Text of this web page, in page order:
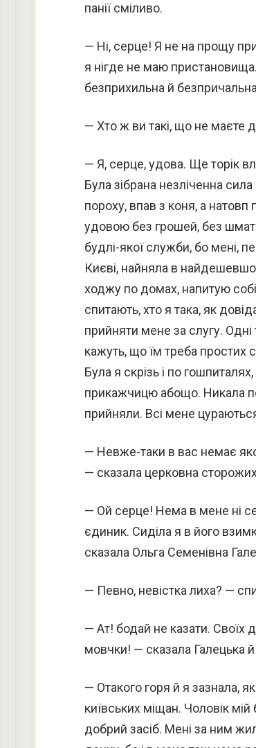
панії сміливо.
— Ні, серце! Я не на прощу
я нігде не маю
безприхильна й
— Хто ж ви такі, що не маєте
— Я, серце, удова. Ще торік
Була зібрана незліченна
пороху, впав з коня, а
удовою без грошей, без
будлі-якої служби, бо мені,
Києві, найняла в
ходжу по домах, напитую
спитають, хто я така, як
прийняти мене за слугу.
кажуть, що їм треба простих
Була я скрізь і по
прикажчицю абощо. Никала
прийняли. Всі мене
— Невже-таки в вас немає
— сказала церковна
— Ой серце! Нема в мене ні
єдиник. Сиділа я в його
сказала Ольга Семенівна
— Певно, невістка лиха? —
— Ат! бодай не казати. Своїх
мовчки! — сказала Галецька
— Отакого горя й я зазнала,
київських міщан. Чоловік
добрий засіб. Мені за ним